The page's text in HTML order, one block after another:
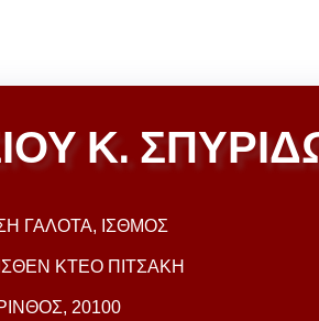
Κ.
ΓΑΛΟΤΑ, ΙΣΘΜΟΣ
ΚΤΕΟ ΠΙΤΣΑΚΗ
20100